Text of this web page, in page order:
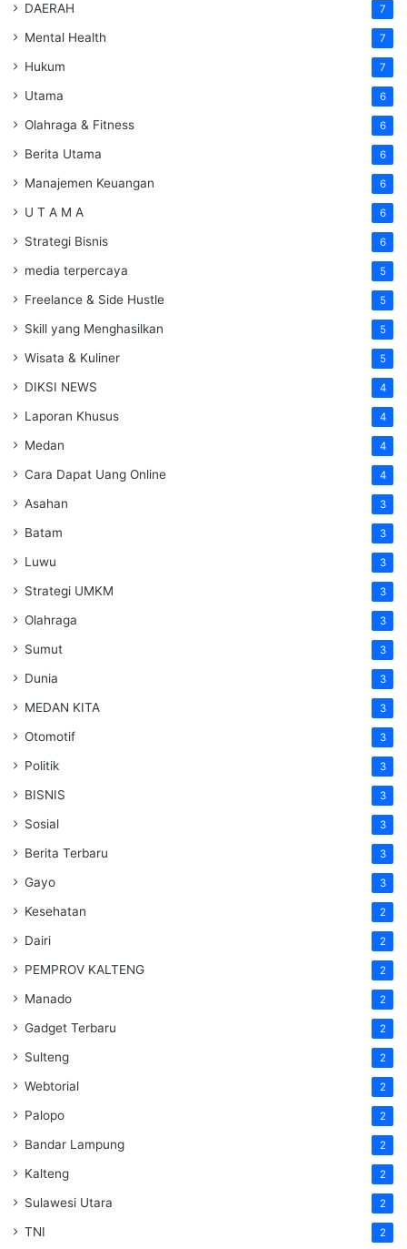
DAERAH 7
Mental Health 7
Hukum 7
Utama 6
Olahraga & Fitness 6
Berita Utama 6
Manajemen Keuangan 6
U T A M A 6
Strategi Bisnis 6
media terpercaya 5
Freelance & Side Hustle 5
Skill yang Menghasilkan 5
Wisata & Kuliner 5
DIKSI NEWS 4
Laporan Khusus 4
Medan 4
Cara Dapat Uang Online 4
Asahan 3
Batam 3
Luwu 3
Strategi UMKM 3
Olahraga 3
Sumut 3
Dunia 3
MEDAN KITA 3
Otomotif 3
Politik 3
BISNIS 3
Sosial 3
Berita Terbaru 3
Gayo 3
Kesehatan 2
Dairi 2
PEMPROV KALTENG 2
Manado 2
Gadget Terbaru 2
Sulteng 2
Webtorial 2
Palopo 2
Bandar Lampung 2
Kalteng 2
Sulawesi Utara 2
TNI 2